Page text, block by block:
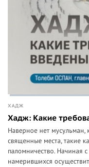
ХАДЖ
Хадж: Какие
Наверное нет мусульман,
священные места, такие
паломничество. Начиная
намерившихся